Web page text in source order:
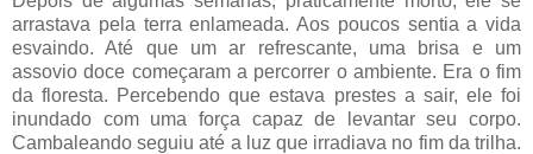
arrastava pela terra enlameada. Aos poucos sentia a vida
esvaindo. Até que um ar refrescante, uma brisa e um
assovio doce começaram a percorrer o ambiente. Era o fim
da floresta. Percebendo que estava prestes a sair, ele foi
inundado com uma força capaz de levantar seu corpo.
Cambaleando seguiu até a luz que irradiava no fim da trilha.